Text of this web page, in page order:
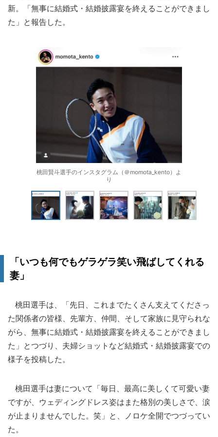
新。「無事に結婚式・結婚披露宴を終えることができまし
た」と報告した。
桃田賢斗選手のインスタグラム（＠momota_kento）よ
り
「いつも何でもゲラゲラ笑い飛ばしてくれる
妻」
桃田選手は、「先日、これまでたくさん支えてくださっ
た関係者の皆様、先輩方、仲間、そして家族に見守られな
がら、無事に結婚式・結婚披露宴を終えることができまし
た」とつづり、夫婦ショットなど結婚式・結婚披露宴での
様子を投稿した。
桃田選手は妻について「毎日、最高に美しくて可愛い妻
ですが、ウェディングドレス姿はまた格別の美しさで、涙
が止まりませんでした。笑」と、ノロケ全開でつづってい
た。